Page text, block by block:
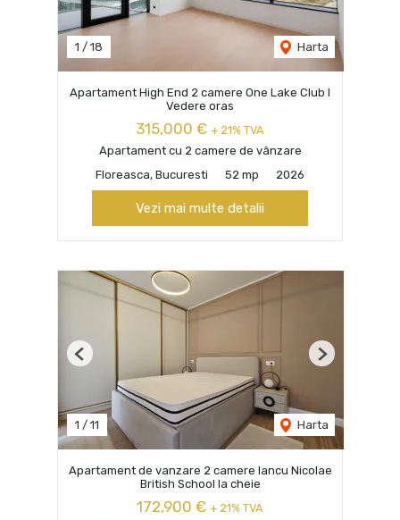
1 / 18 Harta
Apartament High End 2 camere One Lake Club I
Vedere oras
315,000 € + 21% TVA
Apartament cu 2 camere de vânzare
Floreasca, Bucuresti
52 mp 2026
Vezi mai multe detalii
1 / 11 Harta
Previous Next
Apartament de vanzare 2 camere Iancu Nicolae
British School la cheie
172,900 € + 21% TVA